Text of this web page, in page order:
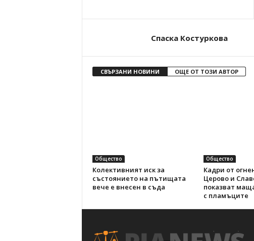
Спаска Костуркова
СВЪРЗАНИ НОВИНИ ОЩЕ ОТ ТОЗИ АВТОР
Общество
Колективният иск за
състоянието на пътищата
вече е внесен в съда
Общество
Кадри от
Церово и
показват
с пламъците